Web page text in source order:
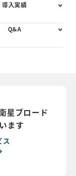
導入実績
Q&A
星ブロード
ます
ス